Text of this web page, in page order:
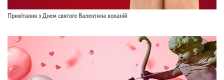
Привітання з Днем святого Валентина коханій